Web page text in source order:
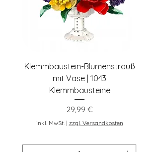
Klemmbaustein-Blumenstrauß
mit Vase | 1043
Klemmbausteine
Preis
29,99 €
inkl. MwSt.| zzgl. Versandkosten